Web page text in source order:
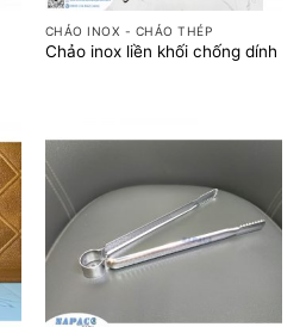
CHẢO INOX - CHẢO THÉP
Chảo inox liền khối chống dính